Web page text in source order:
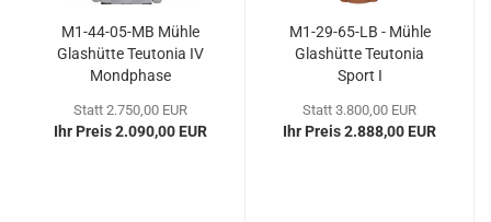
M1-​44-​05-MB Mühle
Glas­hüt­te Teu­to­nia IV
Mond­pha­se
Statt 2.750,00 EUR
Ihr Preis 2.090,00 EUR
M1-​29-​65-LB - Mühle
Glas­hüt­te Teu­to­nia
Sport I
Statt 3.800,00 EUR
Ihr Preis 2.888,00 EUR